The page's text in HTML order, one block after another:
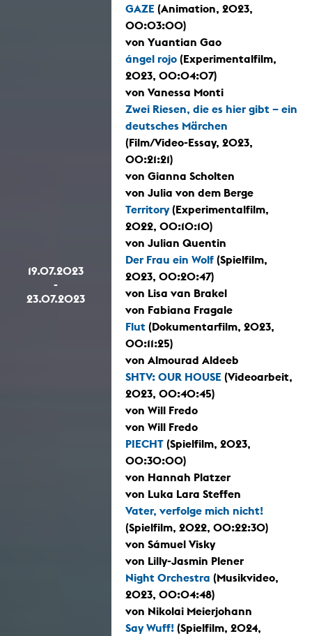
19.07.2023
-
23.07.2023
GAZE (Animation, 2023,
00:03:00)
von Yuantian Gao
ángel rojo (Experimentalfilm,
2023, 00:04:07)
von Vanessa Monti
Zwei Riesen, die es hier gibt – ein
deutsches Märchen
(Film/Video-Essay, 2023,
00:21:21)
von Gianna Scholten
von Julia von dem Berge
Territory(Experimentalfilm,
2022, 00:10:10)
von Julian Quentin
Der Frau ein Wolf (Spielfilm,
2023, 00:20:47)
von Lisa van Brakel
von Fabiana Fragale
Flut (Dokumentarfilm, 2023,
00:11:25)
von Almourad Aldeeb
SHTV: OUR HOUSE (Videoarbeit,
2023, 00:40:45)
von Will Fredo
von Will Fredo
PIECHT (Spielfilm, 2023,
00:30:00)
von Hannah Platzer
von Luka Lara Steffen
Vater, verfolge mich nicht!
(Spielfilm, 2022, 00:22:30)
von Sámuel Visky
von Lilly-Jasmin Plener
Night Orchestra (Musikvideo,
2023, 00:04:48)
von Nikolai Meierjohann
Say Wuff! (Spielfilm, 2024,